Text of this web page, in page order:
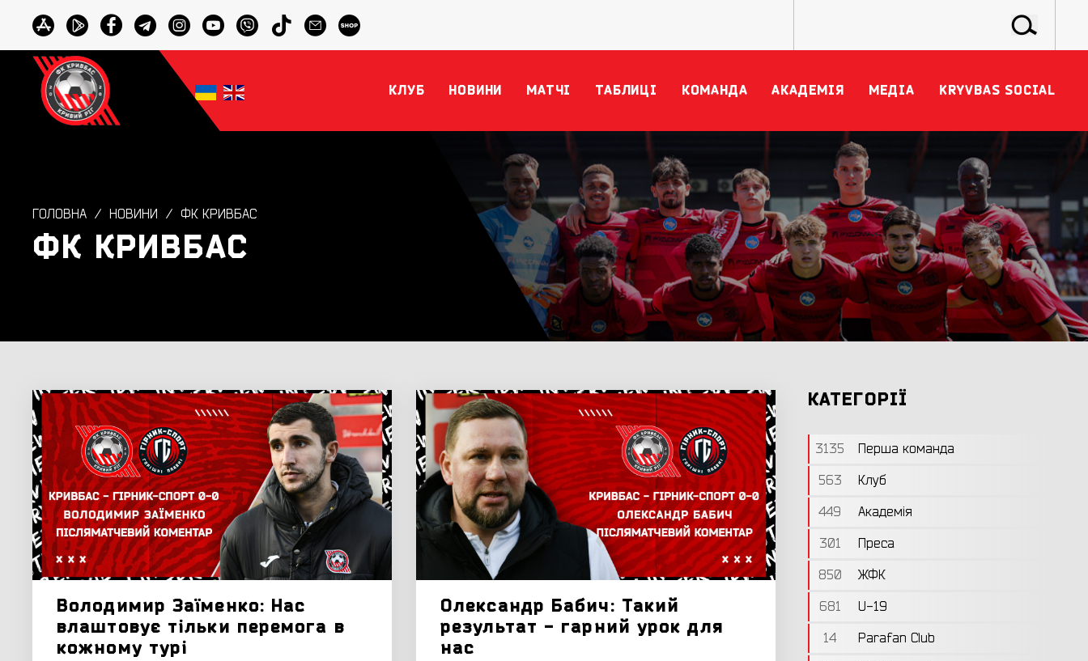
КЛУБ НОВИНИ МАТЧІ ТАБЛИЦІ КОМАНДА АКАДЕМІЯ МЕДІА KRYVBAS SOCIAL
ГОЛОВНА НОВИНИ ФК КРИВБАС
ФК КРИВБАС
Володимир Заїменко: Нас
влаштовує тільки перемога в
кожному турі
Олександр Бабич: Такий
результат - гарний урок для
нас
КАТЕГОРІЇ
3135
Перша команда
563
Клуб
449
Академія
301
Преса
850
ЖФК
681
U-19
14
Parafan Club